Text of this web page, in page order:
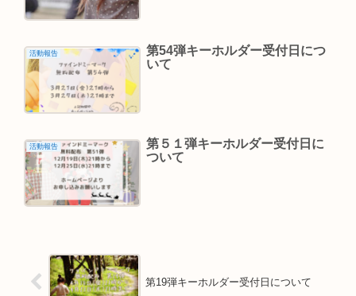
活動報告
第54弾キーホルダー受付日につ
いて
活動報告
第５１弾キーホルダー受付日に
ついて
第19弾キーホルダー受付日について